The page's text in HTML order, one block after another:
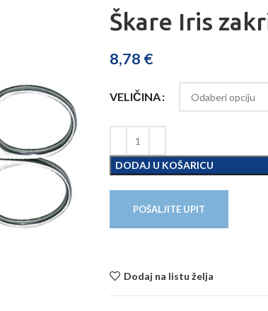
Škare Iris
8,78 €
VELIČINA
DODAJ U KOŠARICU
POŠALJITE UPIT
Dodaj na listu želja